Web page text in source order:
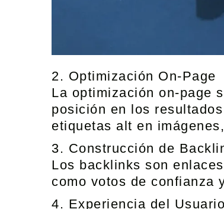
2. Optimización On-Page
La optimización on-page
posición en los
etiquetas alt en
3. Construcción de
Los backlinks son
como votos de confianza
4. Experiencia del